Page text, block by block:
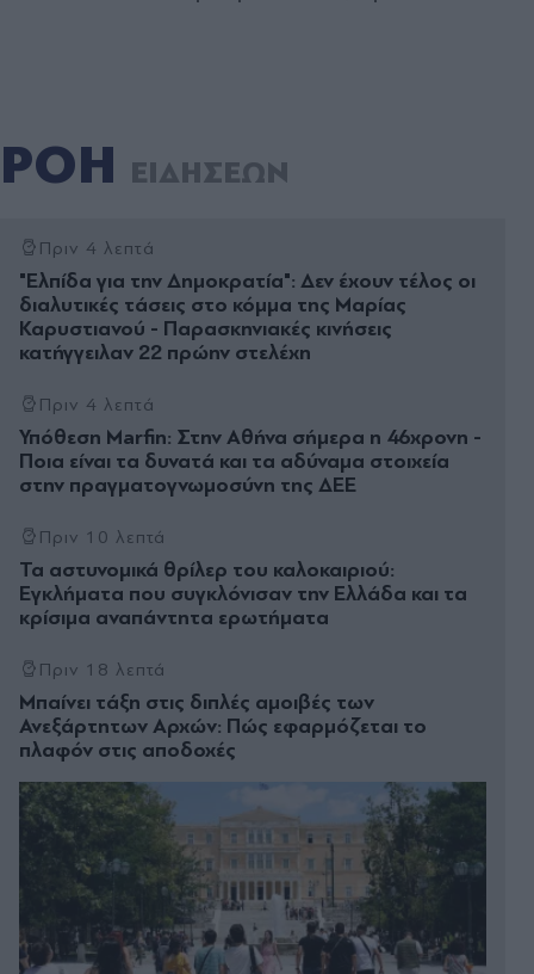
ΡΟΗ ΕΙΔΗΣΕΩΝ
Πριν 4 λεπτά
"Ελπίδα για την Δημοκρατία": Δεν έχουν τέλος οι
διαλυτικές τάσεις στο κόμμα της Μαρίας
Καρυστιανού - Παρασκηνιακές κινήσεις
κατήγγειλαν 22 πρώην στελέχη
Πριν 4 λεπτά
Υπόθεση Marfin: Στην Αθήνα σήμερα η 46χρονη -
Ποια είναι τα δυνατά και τα αδύναμα στοιχεία
στην πραγματογνωμοσύνη της ΔΕΕ
Πριν 10 λεπτά
Τα αστυνομικά θρίλερ του καλοκαιριού:
Εγκλήματα που συγκλόνισαν την Ελλάδα και τα
κρίσιμα αναπάντητα ερωτήματα
Πριν 18 λεπτά
Μπαίνει τάξη στις διπλές αμοιβές των
Ανεξάρτητων Αρχών: Πώς εφαρμόζεται το
πλαφόν στις αποδοχές